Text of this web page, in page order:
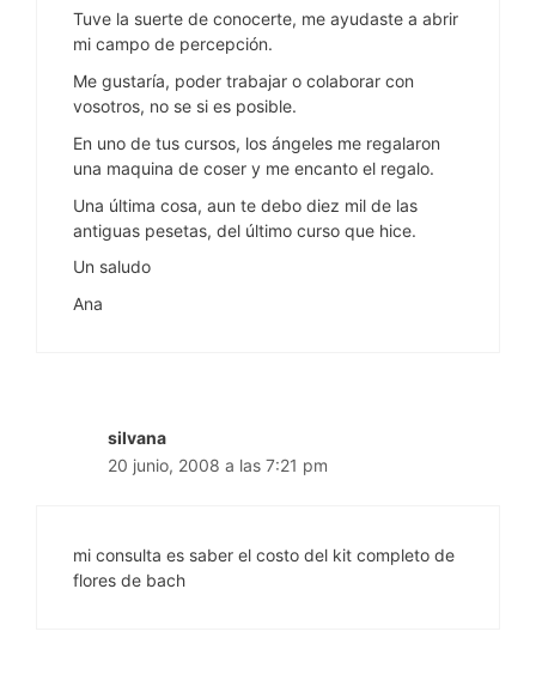
Tuve la suerte de conocerte, me ayudaste a abrir
mi campo de percepción.
Me gustaría, poder trabajar o colaborar con
vosotros, no se si es posible.
En uno de tus cursos, los ángeles me regalaron
una maquina de coser y me encanto el regalo.
Una última cosa, aun te debo diez mil de las
antiguas pesetas, del último curso que hice.
Un saludo
Ana
silvana
20 junio, 2008 a las 7:21 pm
mi consulta es saber el costo del kit completo de
flores de bach